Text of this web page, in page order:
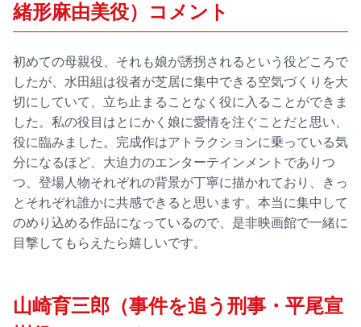
緒形麻由美役）コメント
初めての母親役、それも娘が誘拐されるという役どころで
したが、水田組は役者が芝居に集中できる空気づくりを大
切にしていて、立ち止まることなく役に入ることができま
した。私の役目はとにかく娘に愛情を注ぐことだと思い、
役に臨みました。完成作はアトラクションに乗っている気
分になるほど、大迫力のエンターテインメントでありつ
つ、登場人物それぞれの背景が丁寧に描かれており、きっ
とそれぞれ誰かに共感できると思います。本当に集中して
のめり込める作品になっているので、是非映画館で一緒に
目撃してもらえたら嬉しいです。
山崎育三郎（事件を追う刑事・平尾宣